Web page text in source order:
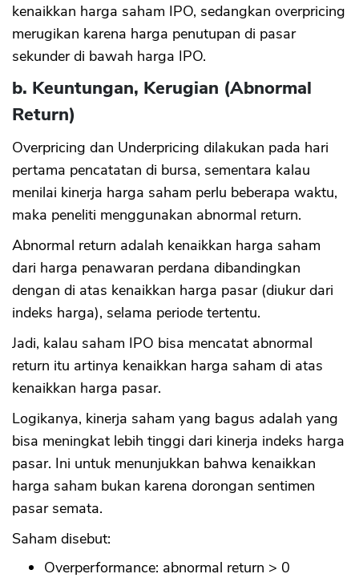
kenaikkan harga saham IPO, sedangkan overpricing
merugikan karena harga penutupan di pasar
sekunder di bawah harga IPO.
b. Keuntungan, Kerugian (Abnormal
Return)
Overpricing dan Underpricing dilakukan pada hari
pertama pencatatan di bursa, sementara kalau
menilai kinerja harga saham perlu beberapa waktu,
maka peneliti menggunakan abnormal return.
Abnormal return adalah kenaikkan harga saham
dari harga penawaran perdana dibandingkan
dengan di atas kenaikkan harga pasar (diukur dari
indeks harga), selama periode tertentu.
Jadi, kalau saham IPO bisa mencatat abnormal
return itu artinya kenaikkan harga saham di atas
kenaikkan harga pasar.
Logikanya, kinerja saham yang bagus adalah yang
bisa meningkat lebih tinggi dari kinerja indeks harga
pasar. Ini untuk menunjukkan bahwa kenaikkan
harga saham bukan karena dorongan sentimen
pasar semata.
Saham disebut:
Overperformance: abnormal return > 0